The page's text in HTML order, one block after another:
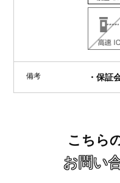
備考 ・保証
こちら
お問い